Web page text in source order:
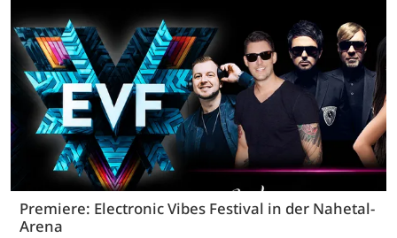
Premiere: Electronic Vibes Festival in der Nahetal-
Arena